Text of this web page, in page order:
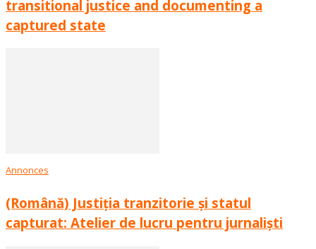
transitional justice and documenting a
captured state
Annonces
(Română) Justiția tranzitorie și statul
capturat: Atelier de lucru pentru jurnaliști